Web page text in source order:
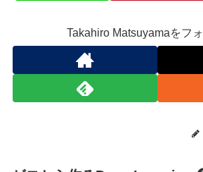
Takahiro Matsuyamaをフ